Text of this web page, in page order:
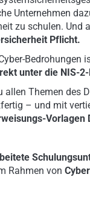
Unternehmen
zu schulen. Und
Pflicht.
Bedrohungen
unter die NIS-
Themen des
– und mit
Vorlagen
Rahmen von